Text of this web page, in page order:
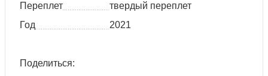
Переплет
твердый переплет
Год
2021
Поделиться: